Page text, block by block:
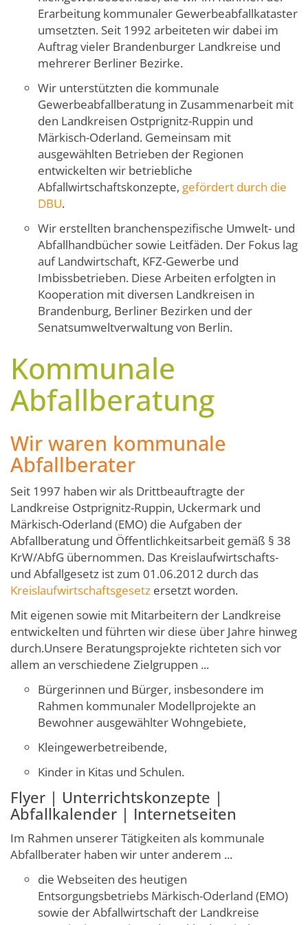
Erarbeitung kommunaler Gewerbeabfallkataster
umsetzten. Seit 1992 arbeiteten wir dabei im
Auftrag vieler Brandenburger Landkreise und
mehrerer Berliner Bezirke.
Wir unterstützten die kommunale
Gewerbeabfallberatung in Zusammenarbeit mit
den Landkreisen Ostprignitz-Ruppin und
Märkisch-Oderland. Gemeinsam mit
ausgewählten Betrieben der Regionen
entwickelten wir betriebliche
Abfallwirtschaftskonzepte, gefördert durch die
DBU.
Wir erstellten branchenspezifische Umwelt- und
Abfallhandbücher sowie Leitfäden. Der Fokus lag
auf Landwirtschaft, KFZ-Gewerbe und
Imbissbetrieben. Diese Arbeiten erfolgten in
Kooperation mit diversen Landkreisen in
Brandenburg, Berliner Bezirken und der
Senatsumweltverwaltung von Berlin.
Kommunale
Abfallberatung
Wir waren kommunale
Abfallberater
Seit 1997 haben wir als Drittbeauftragte der
Landkreise Ostprignitz-Ruppin, Uckermark und
Märkisch-Oderland (EMO) die Aufgaben der
Abfallberatung und Öffentlichkeitsarbeit gemäß § 38
KrW/AbfG übernommen. Das Kreislaufwirtschafts-
und Abfallgesetz ist zum 01.06.2012 durch das
Kreislaufwirtschaftsgesetz ersetzt worden.
Mit eigenen sowie mit Mitarbeitern der Landkreise
entwickelten und führten wir diese über Jahre hinweg
durch.Unsere Beratungsprojekte richteten sich vor
allem an verschiedene Zielgruppen ...
Bürgerinnen und Bürger, insbesondere im
Rahmen kommunaler Modellprojekte an
Bewohner ausgewählter Wohngebiete,
Kleingewerbetreibende,
Kinder in Kitas und Schulen.
Flyer | Unterrichtskonzepte |
Abfallkalender | Internetseiten
Im Rahmen unserer Tätigkeiten als kommunale
Abfallberater haben wir unter anderem ...
die Webseiten des heutigen
Entsorgungsbetriebs Märkisch-Oderland (EMO)
sowie der Abfallwirtschaft der Landkreise